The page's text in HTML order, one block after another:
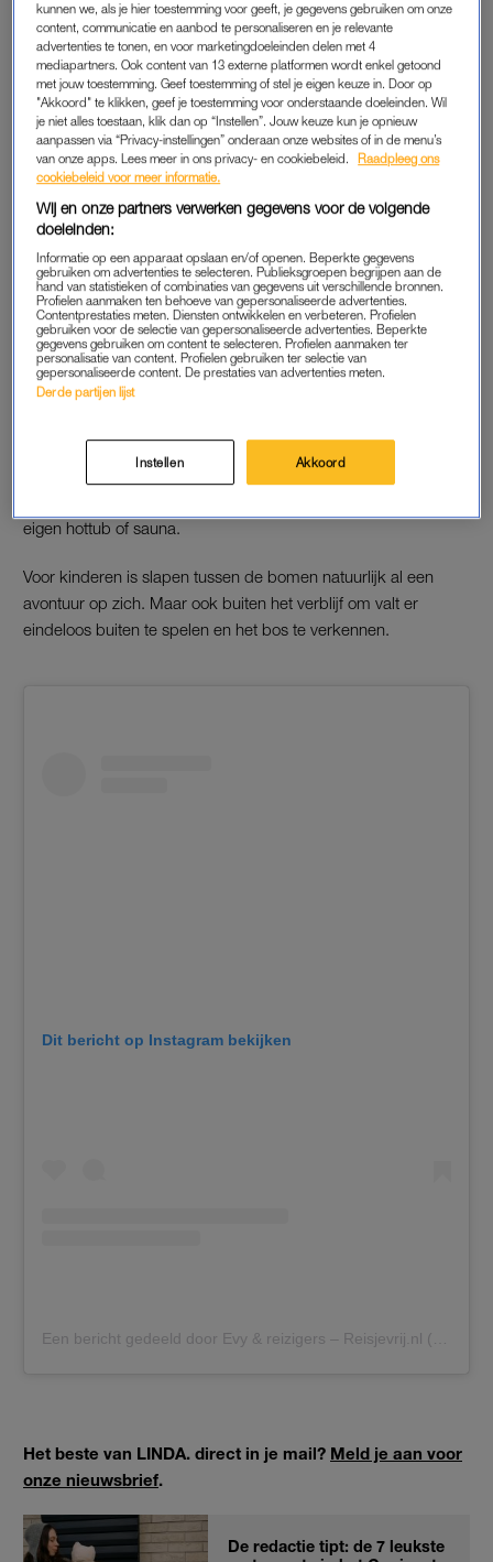
spullen je wel niet mee moet slepen, is een fijne plek dichtbij
alles wat je wil om er een relaxte vakantie van te maken.
De Belgische Ardennen zijn daarvoor meer dan ideaal. Zeker
als je verblijft in deze geweldigeboomhuthuisjes, midden in de
natuur. Geloof ons: die wil je echt even zien.
Hoera, een jarige: 7 ideeën
LEES OOK
IEDEREEN BLIJ
is daar niets van te merken. Er zijn fijne bedden, een eigen
badkamer en zelfs verwarming of airco, afhankelijk van het
eigen hottub of sauna.
Voor kinderen is slapen tussen de bomen natuurlijk al een
avontuur op zich. Maar ook buiten het verblijf om valt er
eindeloos buiten te spelen en het bos te verkennen.
Dit bericht op Instagram bekijken
Het beste van LINDA. direct in je mail? Meld je aan voor
onze nieuwsbrief.
De redactie tipt: de 7 leukste
kunnen we, als je hier toestemming voor geeft, je gegevens gebruiken om onze
content, communicatie en aanbod te personaliseren en je relevante
advertenties te tonen, en voor marketingdoeleinden delen met 4
mediapartners. Ook content van 13 externe platformen wordt enkel getoond
met jouw toestemming. Geef toestemming of stel je eigen keuze in. Door op
"Akkoord" te klikken, geef je toestemming voor onderstaande doeleinden. Wil
je niet alles toestaan, klik dan op “Instellen”. Jouw keuze kun je opnieuw
aanpassen via “Privacy-instellingen” onderaan onze websites of in de menu’s
van onze apps. Lees meer in ons privacy- en cookiebeleid.
Raadpleeg ons
cookiebeleid voor meer informatie.
Wij en onze partners verwerken gegevens voor de volgende
doeleinden:
Informatie op een apparaat opslaan en/of openen. Beperkte gegevens
gebruiken om advertenties te selecteren. Publieksgroepen begrijpen aan de
hand van statistieken of combinaties van gegevens uit verschillende bronnen.
Profielen aanmaken ten behoeve van gepersonaliseerde advertenties.
Contentprestaties meten. Diensten ontwikkelen en verbeteren. Profielen
gebruiken voor de selectie van gepersonaliseerde advertenties. Beperkte
gegevens gebruiken om content te selecteren. Profielen aanmaken ter
personalisatie van content. Profielen gebruiken ter selectie van
gepersonaliseerde content. De prestaties van advertenties meten.
Derde partijen lijst
Instellen Akkoord